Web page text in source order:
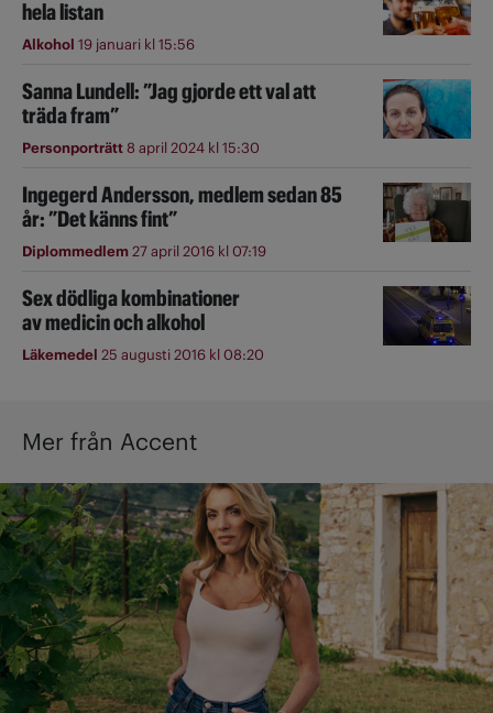
hela listan
Alkohol 19 januari kl 15:56
Sanna Lundell: ”Jag gjorde ett val att
träda fram”
Personporträtt8 april 2024 kl 15:30
Ingegerd Andersson, medlem sedan 85
år: ”Det känns fint”
Diplommedlem27 april 2016 kl 07:19
Sex dödliga kombinationer
av medicin och alkohol
Läkemedel 25 augusti 2016 kl 08:20
Mer från Accent